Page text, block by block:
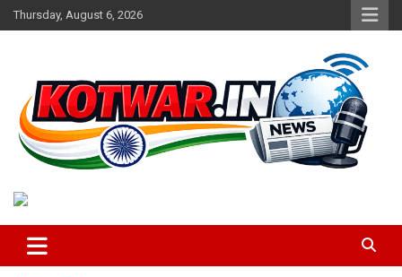
Skip
to
Thursday, August 6, 2026
kotwar.in